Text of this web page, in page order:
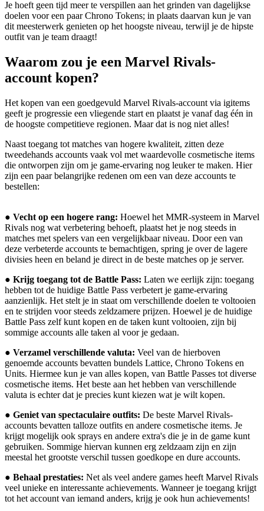
Je hoeft geen tijd meer te verspillen aan het grinden van dagelijkse
doelen voor een paar Chrono Tokens; in plaats daarvan kun je van
dit meesterwerk genieten op het hoogste niveau, terwijl je de hipste
outfit van je team draagt!
Waarom zou je een Marvel Rivals-
account kopen?
Het kopen van een goedgevuld Marvel Rivals-account via igitems
geeft je progressie een vliegende start en plaatst je vanaf dag één in
de hoogste competitieve regionen. Maar dat is nog niet alles!
Naast toegang tot matches van hogere kwaliteit, zitten deze
tweedehands accounts vaak vol met waardevolle cosmetische items
die ontworpen zijn om je game-ervaring nog leuker te maken. Hier
zijn een paar belangrijke redenen om een van deze accounts te
bestellen:
● Vecht op een hogere rang: Hoewel het MMR-systeem in Marvel
Rivals nog wat verbetering behoeft, plaatst het je nog steeds in
matches met spelers van een vergelijkbaar niveau. Door een van
deze verbeterde accounts te bemachtigen, spring je over de lagere
divisies heen en beland je direct in de beste matches op je server.
● Krijg toegang tot de Battle Pass: Laten we eerlijk zijn: toegang
hebben tot de huidige Battle Pass verbetert je game-ervaring
aanzienlijk. Het stelt je in staat om verschillende doelen te voltooien
en te strijden voor steeds zeldzamere prijzen. Hoewel je de huidige
Battle Pass zelf kunt kopen en de taken kunt voltooien, zijn bij
sommige accounts alle taken al voor je gedaan.
● Verzamel verschillende valuta: Veel van de hierboven
genoemde accounts bevatten bundels Lattice, Chrono Tokens en
Units. Hiermee kun je van alles kopen, van Battle Passes tot diverse
cosmetische items. Het beste aan het hebben van verschillende
valuta is echter dat je precies kunt kiezen wat je wilt kopen.
● Geniet van spectaculaire outfits: De beste Marvel Rivals-
accounts bevatten talloze outfits en andere cosmetische items. Je
krijgt mogelijk ook sprays en andere extra's die je in de game kunt
gebruiken. Sommige hiervan kunnen erg zeldzaam zijn en zijn
meestal het grootste verschil tussen goedkope en dure accounts.
● Behaal prestaties: Net als veel andere games heeft Marvel Rivals
veel unieke en interessante achievements. Wanneer je toegang krijgt
tot het account van iemand anders, krijg je ook hun achievements!